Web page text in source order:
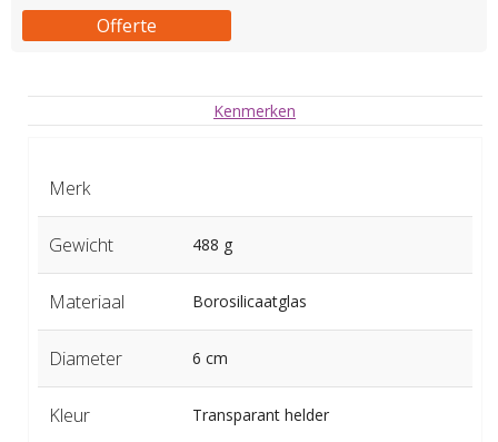
Offerte
Kenmerken
Merk
Gewicht 488 g
Materiaal Borosilicaatglas
Diameter 6 cm
Kleur Transparant helder